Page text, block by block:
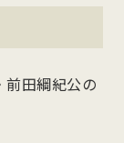
前田綱紀公の